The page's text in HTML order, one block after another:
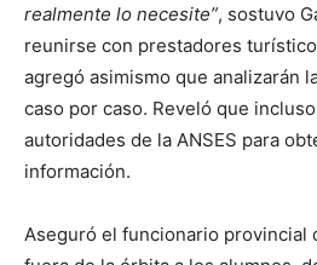
realmente lo necesite”, sostuvo
reunirse con prestadores
agregó asimismo que analizarán
caso por caso. Reveló que
autoridades de la ANSES para
información.
Aseguró el funcionario provincial